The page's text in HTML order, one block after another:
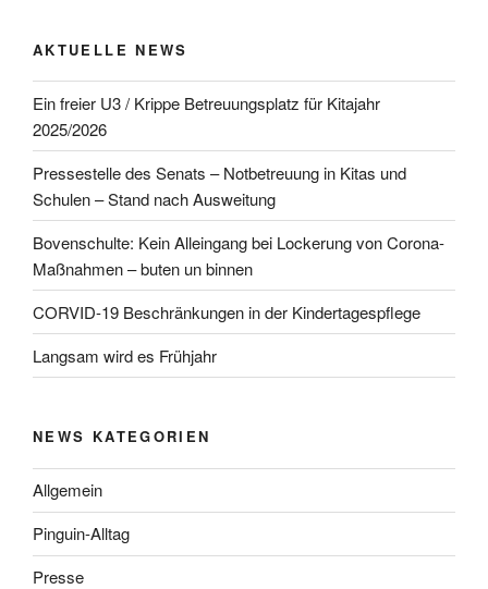
AKTUELLE NEWS
Ein freier U3 / Krippe Betreuungsplatz für Kitajahr
2025/2026
Pressestelle des Senats – Notbetreuung in Kitas und
Schulen – Stand nach Ausweitung
Bovenschulte: Kein Alleingang bei Lockerung von Corona-
Maßnahmen – buten un binnen
CORVID-19 Beschränkungen in der Kindertagespflege
Langsam wird es Frühjahr
NEWS KATEGORIEN
Allgemein
Pinguin-Alltag
Presse